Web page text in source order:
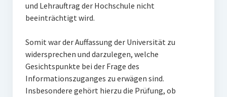
und Lehrauftrag der Hochschule nicht
beeinträchtigt wird.
Somit war der Auffassung der Universität zu
widersprechen und darzulegen, welche
Gesichtspunkte bei der Frage des
Informationszuganges zu erwägen sind.
Insbesondere gehört hierzu die Prüfung, ob